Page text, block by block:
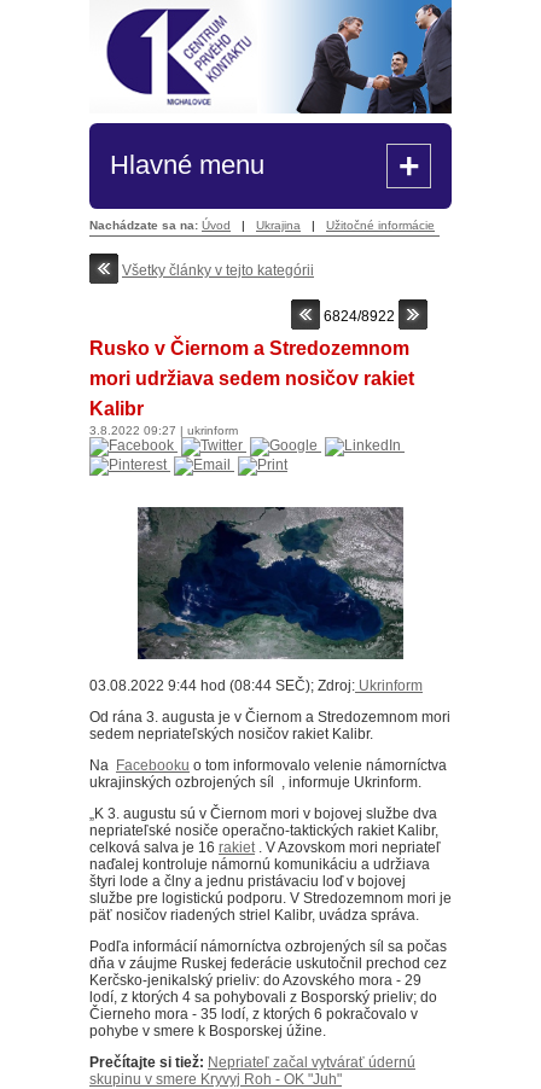
Hlavné menu +
Nachádzate sa na: Úvod | Ukrajina | Užitočné informácie
Všetky články v tejto kategórii
6824/8922
Rusko v Čiernom a Stredozemnom
mori udržiava sedem nosičov rakiet
Kalibr
3.8.2022 09:27 | ukrinform
03.08.2022 9:44 hod (08:44 SEČ); Zdroj: Ukrinform
Od rána 3. augusta je v Čiernom a Stredozemnom mori
sedem nepriateľských nosičov rakiet Kalibr.
Na Facebooku o tom informovalo velenie námorníctva
ukrajinských ozbrojených síl , informuje Ukrinform.
„K 3. augustu sú v Čiernom mori v bojovej službe dva
nepriateľské nosiče operačno-taktických rakiet Kalibr,
celková salva je 16 rakiet
V Azovskom mori nepriateľ
naďalej kontroluje námornú komunikáciu a udržiava
štyri lode a člny a jednu pristávaciu loď v bojovej
službe pre logistickú podporu. V Stredozemnom mori je
päť nosičov riadených striel Kalibr, uvádza správa.
Podľa informácií námorníctva ozbrojených síl sa počas
dňa v záujme Ruskej federácie uskutočnil prechod cez
Kerčsko-jenikalský prieliv: do Azovského mora - 29
lodí, z ktorých 4 sa pohybovali z Bosporský prieliv; do
Čierneho mora - 35 lodí, z ktorých 6 pokračovalo v
pohybe v smere k Bosporskej úžine.
Prečítajte si tiež: Nepriateľ začal vytvárať údernú
skupinu v smere Kryvyj Roh - OK "Juh"